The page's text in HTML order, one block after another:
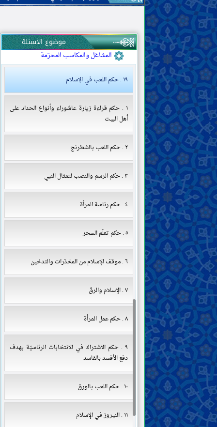
موضوع الأسئلة
الحدود والتعزيرات
الولاية والقضاء والشهادة
الحَجْر (منع التصرّف في المال)
المشاغل والمكاسب المحرّمة
١٩ . حكم اللعب في الإسلام
١ . حكم قراءة زيارة عاشوراء وأنواع الحداد على
أهل البيت
٢ . حكم اللعب بالشطرنج
٣ . حكم الرسم والنصب لتمثال النبي
٤ . حكم رئاسة المرأة
٥ . حكم تعلّم السحر
٦ . موقف الإسلام من المخدّرات والتدخين
٧ . الإسلام والرقّ
٨ . حكم عمل المرأة
٩ . حكم الاشتراك في الانتخابات الرئاسيّة بهدف
دفع الأفسد بالفاسد
١٠ . حكم اللعب بالورق
١١ . النيروز في الإسلام